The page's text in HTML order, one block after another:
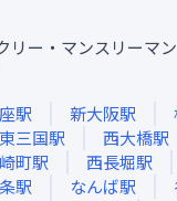
リー・マンスリーマ
駅 新大阪駅
東三国駅 西大橋駅
町駅 西長堀駅
駅 なんば駅